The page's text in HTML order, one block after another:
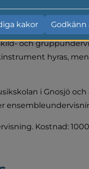
musikskolan i
och
hyras,
i Gnosjö och
Kostnad:
kakor Godkänn